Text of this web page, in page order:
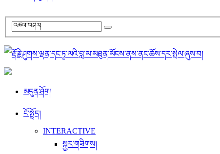
མདུན་ཤོག།
ངོ་སྤྲོད།
INTERACTIVE
སྐྱར་གཟིགས།